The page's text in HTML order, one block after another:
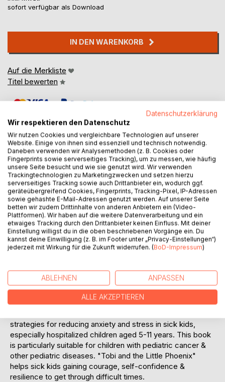
sofort verfügbar als Download
IN DEN WARENKORB
Auf die Merkliste
Titel bewerten
BESCHREIBUNG
Tobi is a five-year old preschool kid. He loves playing
soccer and his little cat Mia. However, one day everything
changes. Tobi gets so sick that he has to stay at the
hospital to recover. He's afraid and misses his family and
Mia of course. Everyday he becomes sadder and more
spiritless. But one night the unbelievable happens: A little,
wondrous creature appears on his bed. It shows Tobi not
happier, braver and above all, healthy again.
COURAGE, SELF-CONFIDENCE & RESILIENCE FOR SICK
KIDS
strategies for reducing anxiety and stress in sick kids,
especially hospitalized children aged 5-11 years. This book
is particularly suitable for children with pediatric cancer &
other pediatric diseases. "Tobi and the Little Phoenix"
helps sick kids gaining courage, self-confidence &
resilience to get through difficult times.
Datenschutzerklärung
Wir respektieren den Datenschutz
Wir nutzen Cookies und vergleichbare Technologien auf unserer
Website. Einige von ihnen sind essenziell und technisch notwendig.
Daneben verwenden wir Analysemethoden (z. B. Cookies oder
Fingerprints sowie serverseitiges Tracking), um zu messen, wie häufig
unsere Seite besucht und wie sie genutzt wird. Wir verwenden
Trackingtechnologien zu Marketingzwecken und setzen hierzu
serverseitiges Tracking sowie auch Drittanbieter ein, wodurch ggf.
geräteübergreifend Cookies, Fingerprints, Tracking-Pixel, IP-Adressen
sowie gehashte E-Mail-Adressen genutzt werden. Auf unserer Seite
betten wir zudem Drittinhalte von anderen Anbietern ein (Video-
Plattformen). Wir haben auf die weitere Datenverarbeitung und ein
etwaiges Tracking durch den Drittanbieter keinen Einfluss. Mit deiner
Einstellung willigst du in die oben beschriebenen Vorgänge ein. Du
kannst deine Einwilligung (z. B. im Footer unter „Privacy-Einstellungen“)
jederzeit mit Wirkung für die Zukunft widerrufen. (BoD-Impressum)
ABLEHNEN ANPASSEN
ALLE AKZEPTIEREN